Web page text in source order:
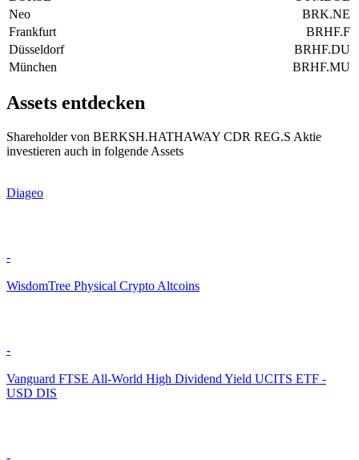
Neo
BRK.NE
Frankfurt
BRHF.F
Düsseldorf
BRHF.DU
München
BRHF.MU
Assets entdecken
Shareholder von BERKSH.HATHAWAY CDR REG.S Aktie
investieren auch in folgende Assets
Diageo
-
WisdomTree Physical Crypto Altcoins
-
Vanguard FTSE All-World High Dividend Yield UCITS ETF -
USD DIS